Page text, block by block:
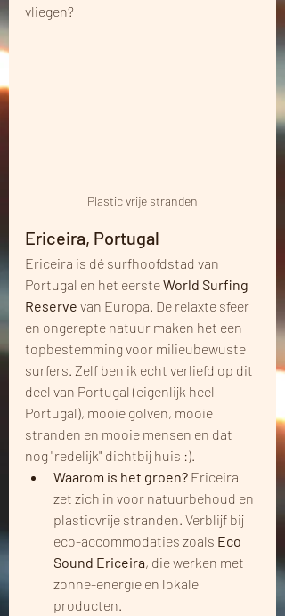
vliegen?
Plastic vrije stranden
Ericeira, Portugal
Ericeira is dé surfhoofdstad van
Portugal en het eerste World Surfing
Reserve van Europa. De relaxte sfeer
en ongerepte natuur maken het een
topbestemming voor milieubewuste
surfers. Zelf ben ik echt verliefd op dit
deel van Portugal (eigenlijk heel
Portugal), mooie golven, mooie
stranden en mooie mensen en dat
nog "redelijk" dichtbij huis :).
Waarom is het groen? Ericeira
zet zich in voor natuurbehoud en
plasticvrije stranden. Verblijf bij
eco-accommodaties zoals Eco
Sound Ericeira, die werken met
zonne-energie en lokale
producten.